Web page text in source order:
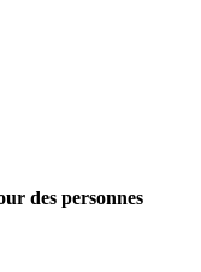
des personnes